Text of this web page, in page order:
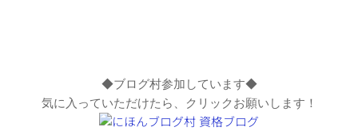
◆ブログ村参加しています◆
気に入っていただけたら、クリックお願いします！